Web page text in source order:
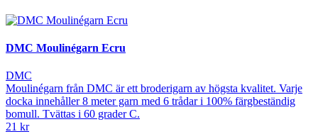
DMC Moulinégarn Ecru
DMC
Moulinégarn från DMC är ett broderigarn av högsta kvalitet. Varje
docka innehåller 8 meter garn med 6 trådar i 100% färgbeständig
bomull. Tvättas i 60 grader C.
21 kr